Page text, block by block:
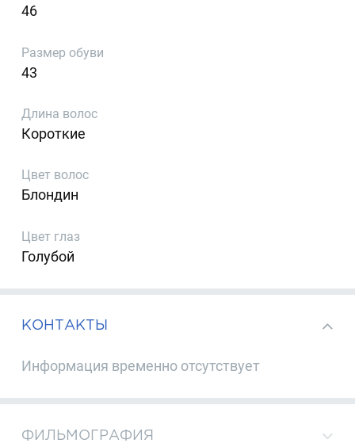
46
Размер обуви
43
Длина волос
Короткие
Цвет волос
Блондин
Цвет глаз
Голубой
КОНТАКТЫ
Информация временно отсутствует
ФИЛЬМОГРАФИЯ